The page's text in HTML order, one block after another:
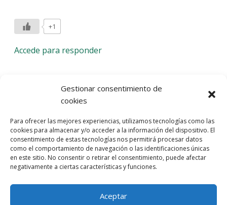
Gestionar consentimiento de
cookies
Para ofrecer las mejores experiencias, utilizamos tecnologías como las
cookies para almacenar y/o acceder a la información del dispositivo. El
consentimiento de estas tecnologías nos permitirá procesar datos
como el comportamiento de navegación o las identificaciones únicas
en este sitio. No consentir o retirar el consentimiento, puede afectar
negativamente a ciertas características y funciones.
Aceptar
+1
Accede para responder
Deja una respuesta
comentario.
Entra con tu red social
He leído y acepto laPolítica de Privacidad